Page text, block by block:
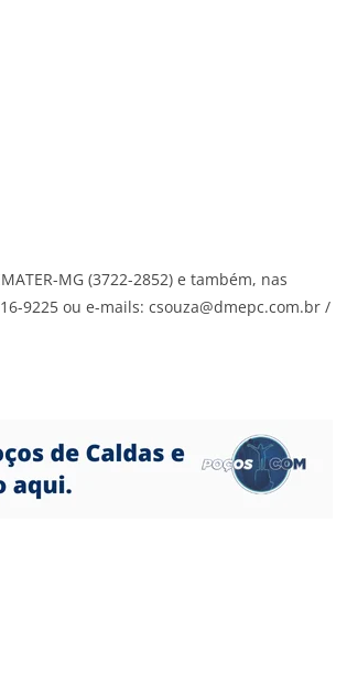
MG (3722-2852) e também, nas
9225 ou e-mails: csouza@dmepc.com.br /